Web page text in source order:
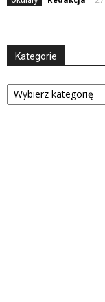
Kategorie
Kategorie